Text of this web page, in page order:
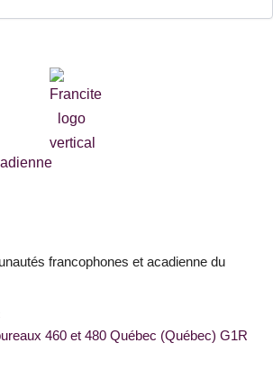
francophones et acadienne du
460 et 480 Québec (Québec) G1R